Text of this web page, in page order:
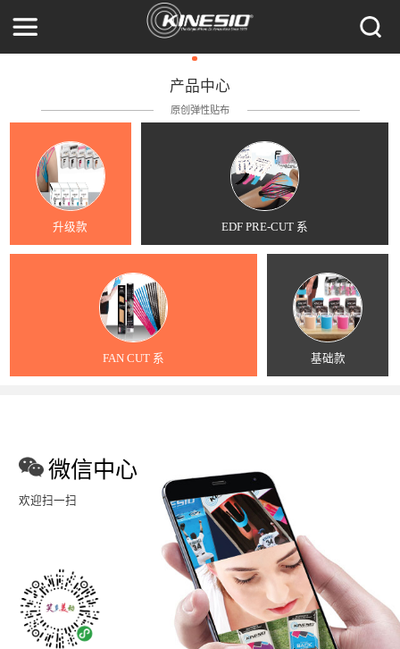
产品中心
原创弹性贴布
升级款 EDF PRE-CUT 系
FAN CUT 系 基础款
微信中心
欢迎扫一扫